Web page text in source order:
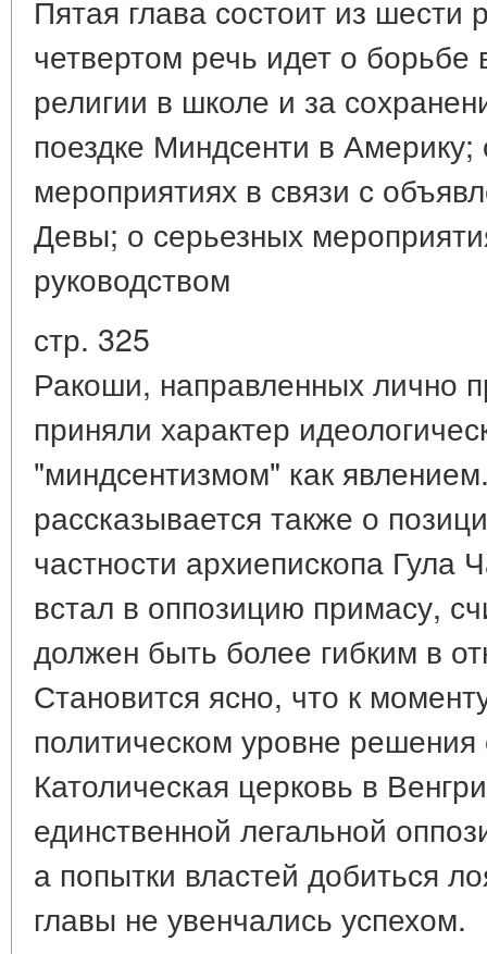
Пятая глава состоит из
четвертом речь идет о борьбе
религии в школе и за
поездке Миндсенти в
мероприятиях в связи с
Девы; о серьезных
руководством
стр. 325
Ракоши, направленных лично
приняли характер
"миндсентизмом" как
рассказывается также о
частности архиепископа Гула
встал в оппозицию примасу,
должен быть более гибким в
Становится ясно, что к
политическом уровне
Католическая церковь в
единственной легальной
а попытки властей добиться
главы не увенчались успехом.